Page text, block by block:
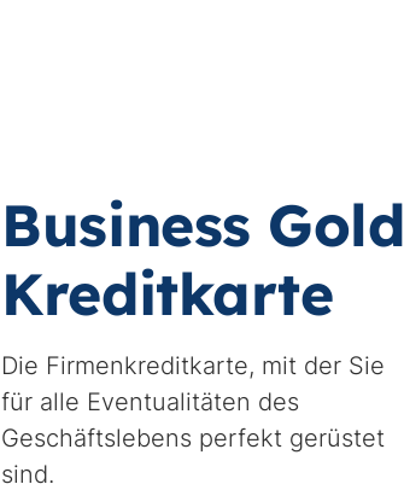
Business Gold
Kreditkarte
Die Firmenkreditkarte, mit der Sie
für alle Eventualitäten des
Geschäftslebens perfekt gerüstet
sind.